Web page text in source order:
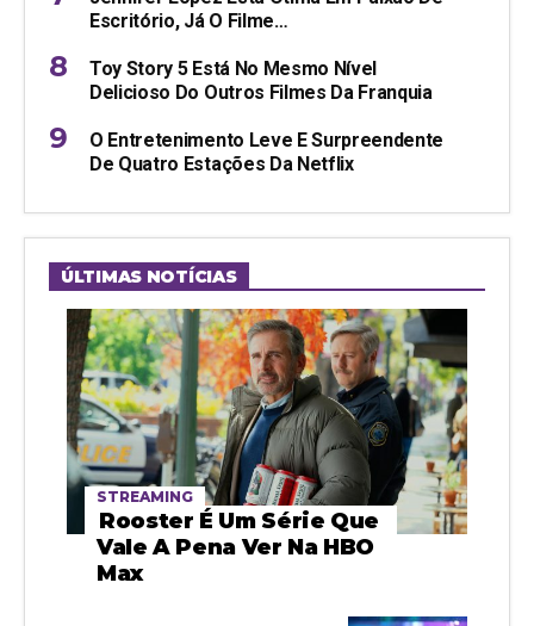
Escritório, Já O Filme…
Toy Story 5 Está No Mesmo Nível
Delicioso Do Outros Filmes Da Franquia
O Entretenimento Leve E Surpreendente
De Quatro Estações Da Netflix
ÚLTIMAS NOTÍCIAS
STREAMING
Rooster É Um Série Que
Vale A Pena Ver Na HBO
Max